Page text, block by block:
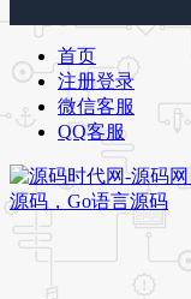
首页
注册登录
微信客服
QQ客服